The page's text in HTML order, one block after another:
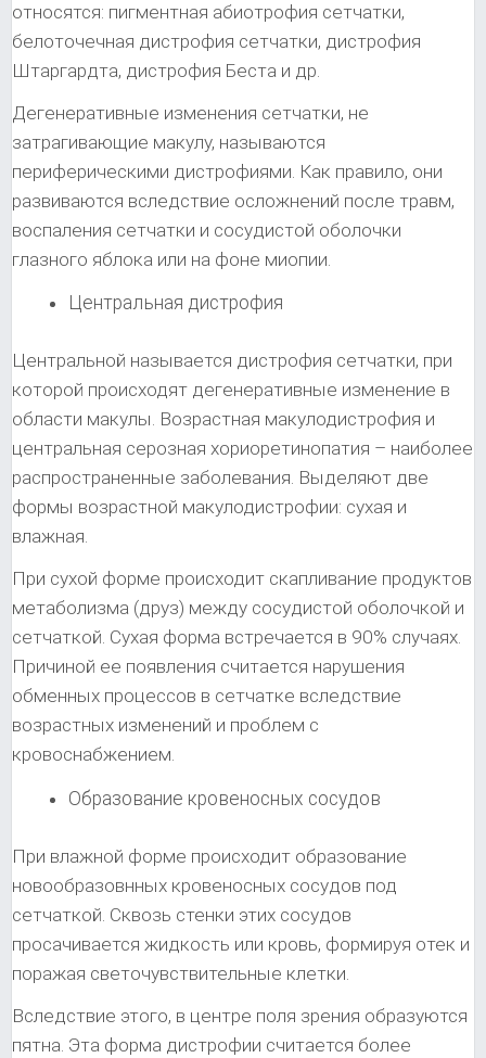
относятся: пигментная абиотрофия сетчатки,
белоточечная дистрофия сетчатки, дистрофия
Штаргардта, дистрофия Беста и др.
Дегенеративные изменения сетчатки, не
затрагивающие макулу, называются
периферическими дистрофиями. Как правило, они
развиваются вследствие осложнений после травм,
воспаления сетчатки и сосудистой оболочки
глазного яблока или на фоне миопии.
Центральная дистрофия
Центральной называется дистрофия сетчатки, при
которой происходят дегенеративные изменение в
области макулы. Возрастная макулодистрофия и
центральная серозная хориоретинопатия – наиболее
распространенные заболевания. Выделяют две
формы возрастной макулодистрофии: сухая и
влажная.
При сухой форме происходит скапливание продуктов
метаболизма (друз) между сосудистой оболочкой и
сетчаткой. Сухая форма встречается в 90% случаях.
Причиной ее появления считается нарушения
обменных процессов в сетчатке вследствие
возрастных изменений и проблем с
кровоснабжением.
Образование кровеносных сосудов
При влажной форме происходит образование
новообразовнных кровеносных сосудов под
сетчаткой. Сквозь стенки этих сосудов
просачивается жидкость или кровь, формируя отек и
поражая светочувствительные клетки.
Вследствие этого, в центре поля зрения образуются
пятна. Эта форма дистрофии считается более